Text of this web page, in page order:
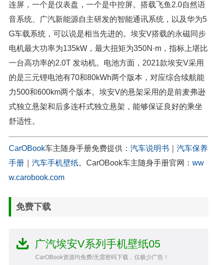
连屏，一个是仪表盘，一个是中控屏。搭载飞鱼2.0自然语
音系统、广汽新能源自主研发的智能通讯系统，以及华为5
G车载系统，可以说是相当先进的。埃安V搭载的永磁同步
电机最大功率为135kW，最大扭矩为350N·m，指标上堪比
一台高功率的2.0T 发动机。电池方面，2021款埃安V采用
的是三元锂电池有70和80kWh两个版本，对应综合续航能
力500和600km两个版本。埃安V的悬架采用的是前麦弗逊
式独立悬架和后多连杆式独立悬架，能够保证良好的乘坐
舒适性。
CarOBook车主随身手册免费提供： 汽车说明书
汽车保养
手册
汽车手机壁纸。CarOBook车主随身手册官网： ww
w.carobook.com
免费下载
广汽埃安V系列手机壁纸05
CarOBook资源均免费/无需密码下载，仅极少广告！